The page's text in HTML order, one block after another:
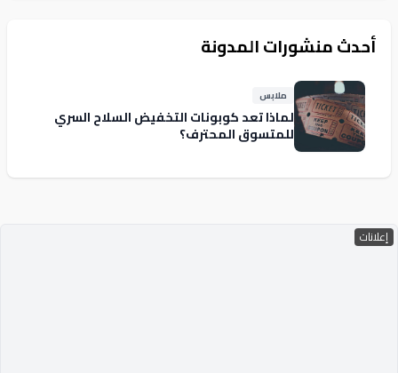
أحدث منشورات المدونة
ملابس
لماذا تعد كوبونات التخفيض السلاح السري
للمتسوق المحترف؟
إعلانات